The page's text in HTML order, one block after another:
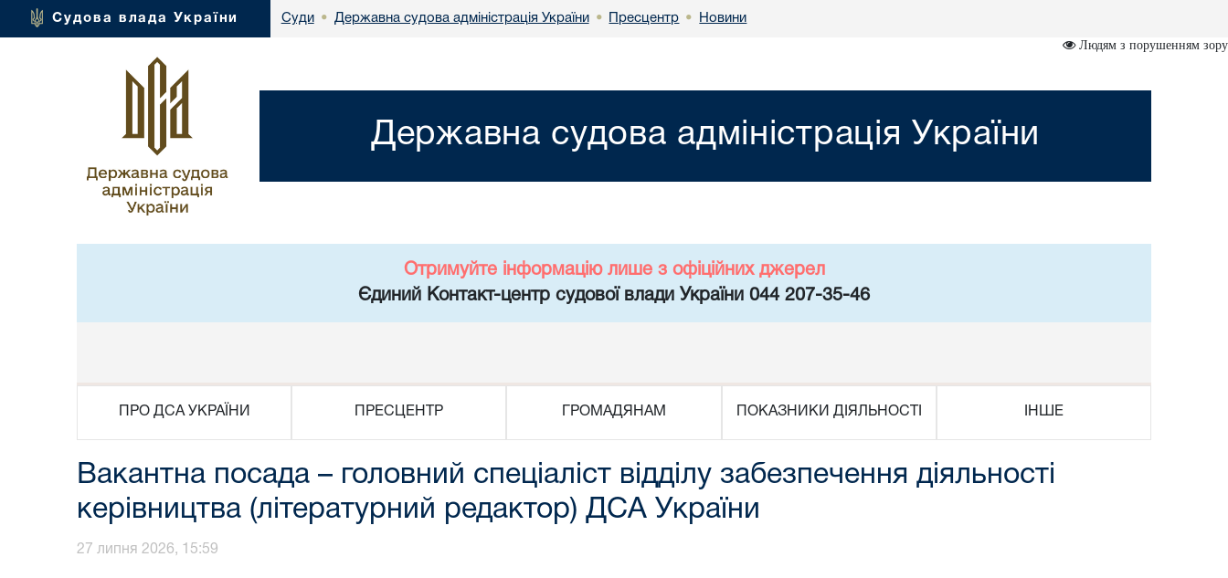
Судова влада України Суди • Державна судова адміністрація України • Пресцентр • Новини
Людям з порушенням зору
Державна судова адміністрація України
Отримуйте інформацію лише з офіційних джерел
Єдиний Контакт-центр судової влади України 044 207-35-46
ПРО ДСА УКРАЇНИ ПРЕСЦЕНТР ГРОМАДЯНАМ ПОКАЗНИКИ ДІЯЛЬНОСТІ ІНШЕ
Вакантна посада – головний спеціаліст відділу забезпечення діяльності
керівництва (літературний редактор) ДСА України
27 липня 2026, 15:59